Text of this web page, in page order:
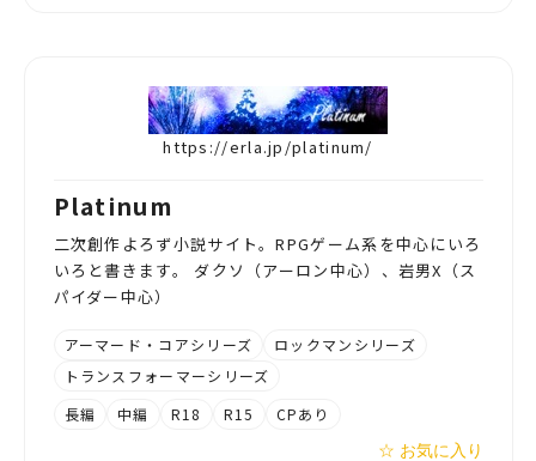
https://erla.jp/platinum/
Platinum
二次創作よろず小説サイト。RPGゲーム系を中心にいろ
いろと書きます。 ダクソ（アーロン中心）、岩男X（ス
パイダー中心）
アーマード・コアシリーズ
ロックマンシリーズ
トランスフォーマーシリーズ
長編
中編 R18 R15 CPあり
☆ お気に入り